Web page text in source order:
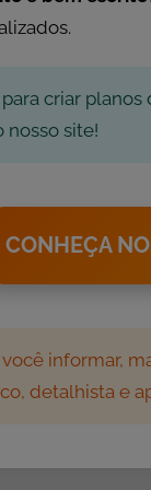
criar
site!
CONHEÇA
informar,
detalhista e